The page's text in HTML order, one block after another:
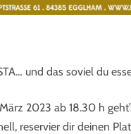
und das soviel du
2023 ab 18.30 h
reservier dir deinen